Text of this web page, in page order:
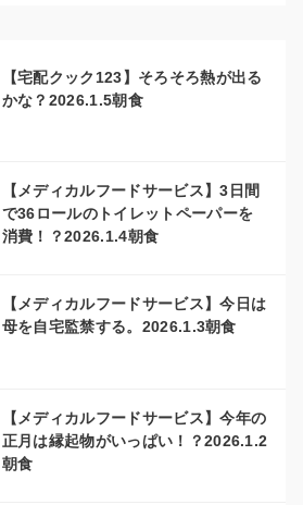
【宅配クック123】そろそろ熱が出る
かな？2026.1.5朝食
【メディカルフードサービス】3日間
で36ロールのトイレットペーパーを
消費！？2026.1.4朝食
【メディカルフードサービス】今日は
母を自宅監禁する。2026.1.3朝食
【メディカルフードサービス】今年の
正月は縁起物がいっぱい！？2026.1.2
朝食